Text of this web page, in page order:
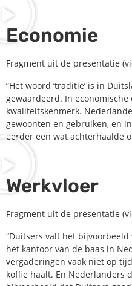
Economie
Fragment uit de presentatie
“Het woord ‘traditie’ is in
gewaardeerd. In
kwaliteitskenmerk.
gewoonten en gebruiken, en
eerder een wat achterhaalde
Werkvloer
Fragment uit de presentatie
“Duitsers valt het
het kantoor van de baas in
vergaderingen vaak niet op
koffie haalt. En Nederlanders